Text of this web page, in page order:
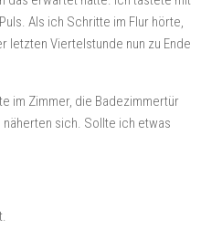
Als ich Schritte im Flur hörte,
letzten Viertelstunde nun zu Ende
im Zimmer, die Badezimmertür
sich. Sollte ich etwas